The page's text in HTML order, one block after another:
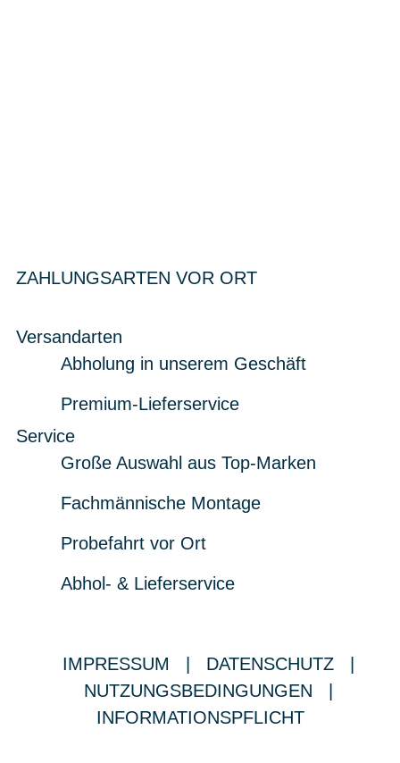
ZAHLUNGSARTEN VOR ORT
Versandarten
Abholung in unserem Geschäft
Premium-Lieferservice
Service
Große Auswahl aus Top-Marken
Fachmännische Montage
Probefahrt vor Ort
Abhol- & Lieferservice
IMPRESSUM DATENSCHUTZ
NUTZUNGSBEDINGUNGEN
INFORMATIONSPFLICHT